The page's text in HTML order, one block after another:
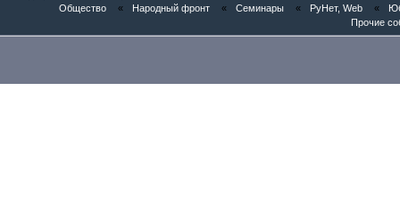
Общество
« Народный фронт « Семинары « РуНет, Web «
Прочие